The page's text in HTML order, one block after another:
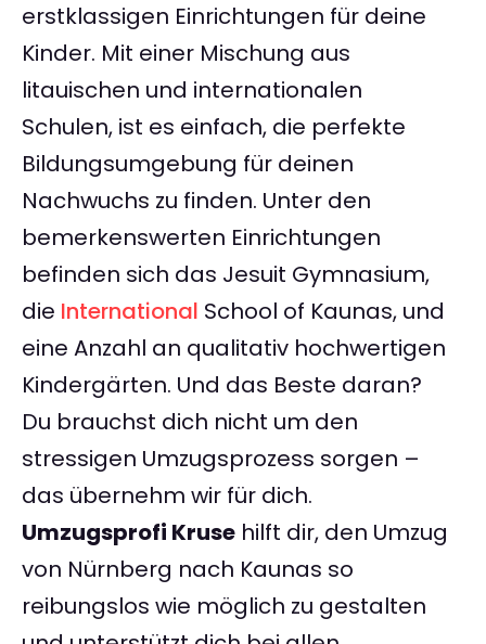
erstklassigen Einrichtungen für deine
Kinder. Mit einer Mischung aus
litauischen und internationalen
Schulen, ist es einfach, die perfekte
Bildungsumgebung für deinen
Nachwuchs zu finden. Unter den
bemerkenswerten Einrichtungen
befinden sich das Jesuit Gymnasium,
die International School of Kaunas, und
eine Anzahl an qualitativ hochwertigen
Kindergärten. Und das Beste daran?
Du brauchst dich nicht um den
stressigen Umzugsprozess sorgen –
das übernehm wir für dich.
Umzugsprofi Kruse hilft dir, den Umzug
von Nürnberg nach Kaunas so
reibungslos wie möglich zu gestalten